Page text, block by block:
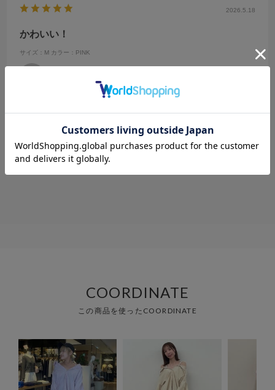
2026.5.18
かわいい！
サイズ：M カラー：PINK
可愛くて使いやすいです。
COORDINATE
この商品を使ったCOORDINATE